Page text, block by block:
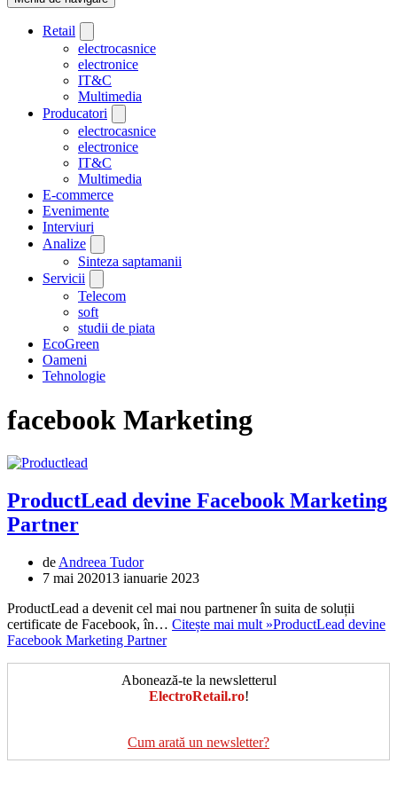
Retail
electrocasnice
electronice
IT&C
Multimedia
Producatori
electrocasnice
electronice
IT&C
Multimedia
E-commerce
Evenimente
Interviuri
Analize
Sinteza saptamanii
Servicii
Telecom
soft
studii de piata
EcoGreen
Oameni
Tehnologie
facebook Marketing
ProductLead devine Facebook Marketing
Partner
de Andreea Tudor
7 mai 202013 ianuarie 2023
ProductLead a devenit cel mai nou partnener în suita de soluții
certificate de Facebook, în… Citește mai mult »ProductLead devine
Facebook Marketing Partner
Abonează-te la newsletterul
ElectroRetail.ro!
Cum arată un newsletter?